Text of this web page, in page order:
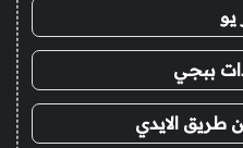
يو
ببجي
الايدي